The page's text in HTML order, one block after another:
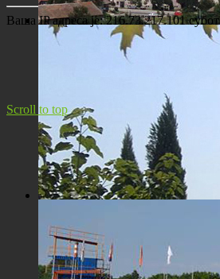
Панорама Костолца
Ваша IP адреса је: 216.73.217.101
Scroll to top